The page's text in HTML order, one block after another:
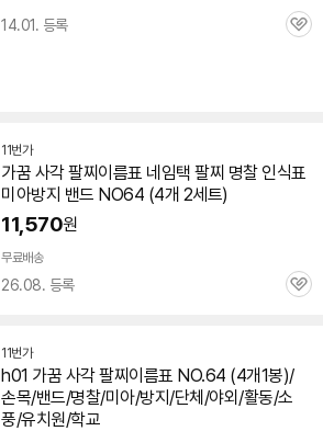
14.01. 등록
관
11번가
가꿈 사각 팔찌이름표 네임택 팔찌 명찰 인식표
미아방지 밴드 NO64 (4개 2세트)
11,570원
무료배송
26.08. 등록
관
11번가
h01 가꿈 사각 팔찌이름표 NO.64 (4개1봉)/
손목/밴드/명찰/미아/방지/단체/야외/활동/소
풍/유치원/학교